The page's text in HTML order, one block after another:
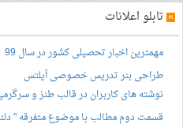
» تابلو اعلانات
مهمترین اخبار تحصیلی کشور در سال 99
طراحی بنرتدریس خصوصی آیلتس
نوشته های کاربران در قالب طنز و سرگرمی
قسمت دوم مطالب با موضوع متفرقه "